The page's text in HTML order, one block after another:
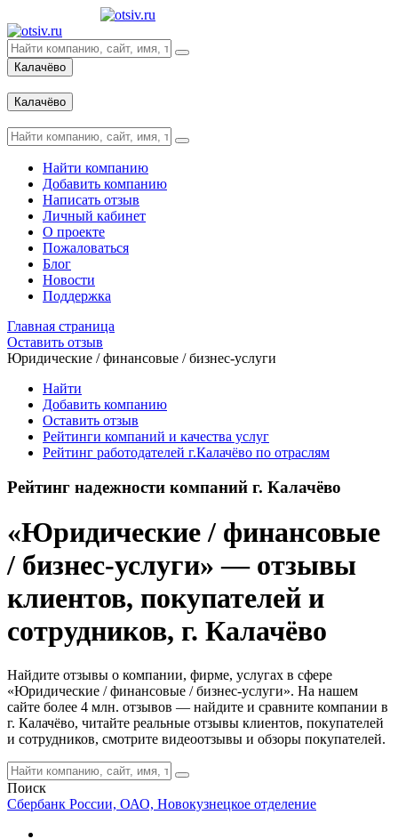
Калачёво
Калачёво
Найти компанию
Добавить компанию
Написать отзыв
Личный кабинет
О проекте
Пожаловаться
Блог
Новости
Поддержка
Главная страница
Оставить отзыв
Юридические / финансовые / бизнес-услуги
Найти
Добавить компанию
Оставить отзыв
Рейтинги компаний и качества услуг
Рейтинг работодателей г.Калачёво по отраслям
Рейтинг надежности компаний г. Калачёво
«Юридические / финансовые
/ бизнес-услуги» — отзывы
клиентов, покупателей и
сотрудников, г. Калачёво
Найдите отзывы о компании, фирме, услугах в сфере
«Юридические / финансовые / бизнес-услуги». На нашем
сайте более 4 млн. отзывов — найдите и сравните компании в
г. Калачёво, читайте реальные отзывы клиентов, покупателей
и сотрудников, смотрите видеоотзывы и обзоры покупателей.
Поиск
Сбербанк России, ОАО, Новокузнецкое отделение